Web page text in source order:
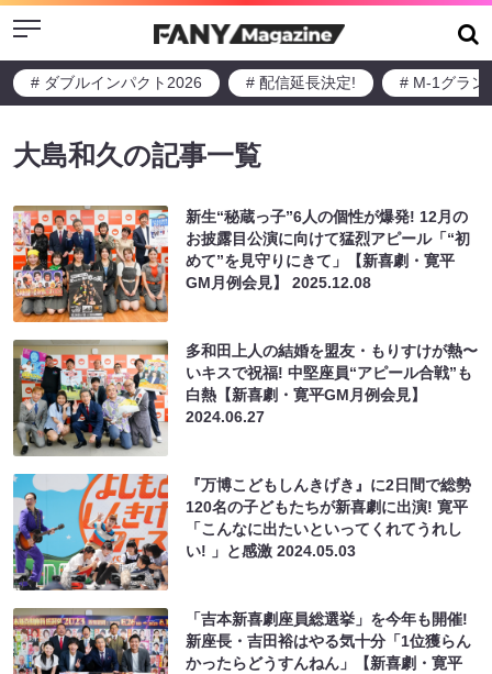
Menu
# ダブルインパクト2026 # 配信延長決定! # M-1グラン
大島和久の記事一覧
新生“秘蔵っ子”6人の個性が爆発! 12月の
お披露目公演に向けて猛烈アピール「“初
めて”を見守りにきて」【新喜劇・寛平
GM月例会見】2025.12.08
多和田上人の結婚を盟友・もりすけが熱〜
いキスで祝福! 中堅座員“アピール合戦”も
白熱【新喜劇・寛平GM月例会見】
2024.06.27
『万博こどもしんきげき』に2日間で総勢
120名の子どもたちが新喜劇に出演! 寛平
「こんなに出たいといってくれてうれし
い! 」と感激2024.05.03
「吉本新喜劇座員総選挙」を今年も開催!
新座長・吉田裕はやる気十分「1位獲らん
かったらどうすんねん」【新喜劇・寛平